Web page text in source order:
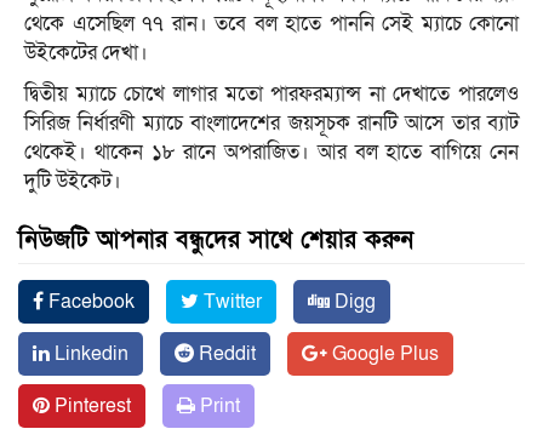
থেকে এসেছিল ৭৭ রান। তবে বল হাতে পাননি সেই ম্যাচে কোনো
উইকেটের দেখা।
দ্বিতীয় ম্যাচে চোখে লাগার মতো পারফরম্যান্স না দেখাতে পারলেও
সিরিজ নির্ধারণী ম্যাচে বাংলাদেশের জয়সূচক রানটি আসে তার ব্যাট
থেকেই। থাকেন ১৮ রানে অপরাজিত। আর বল হাতে বাগিয়ে নেন
দুটি উইকেট।
নিউজটি আপনার বন্ধুদের সাথে শেয়ার করুন
Facebook Twitter
Digg
Linkedin
Reddit
Google Plus
Pinterest
Print